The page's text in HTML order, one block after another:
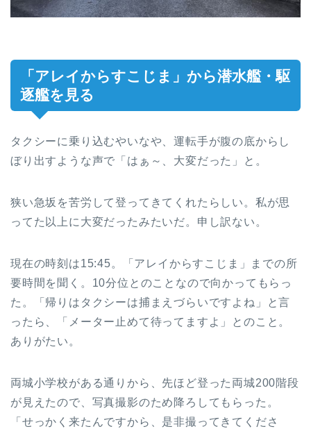
「アレイからすこじま」から潜水艦・駆
逐艦を見る
タクシーに乗り込むやいなや、運転手が腹の底からし
ぼり出すような声で「はぁ～、大変だった」と。
狭い急坂を苦労して登ってきてくれたらしい。私が思
ってた以上に大変だったみたいだ。申し訳ない。
現在の時刻は15:45。「アレイからすこじま」までの所
要時間を聞く。10分位とのことなので向かってもらっ
た。「帰りはタクシーは捕まえづらいですよね」と言
ったら、「メーター止めて待ってますよ」とのこと。
ありがたい。
両城小学校がある通りから、先ほど登った両城200階段
が見えたので、写真撮影のため降ろしてもらった。
「せっかく来たんですから、是非撮ってきてくださ